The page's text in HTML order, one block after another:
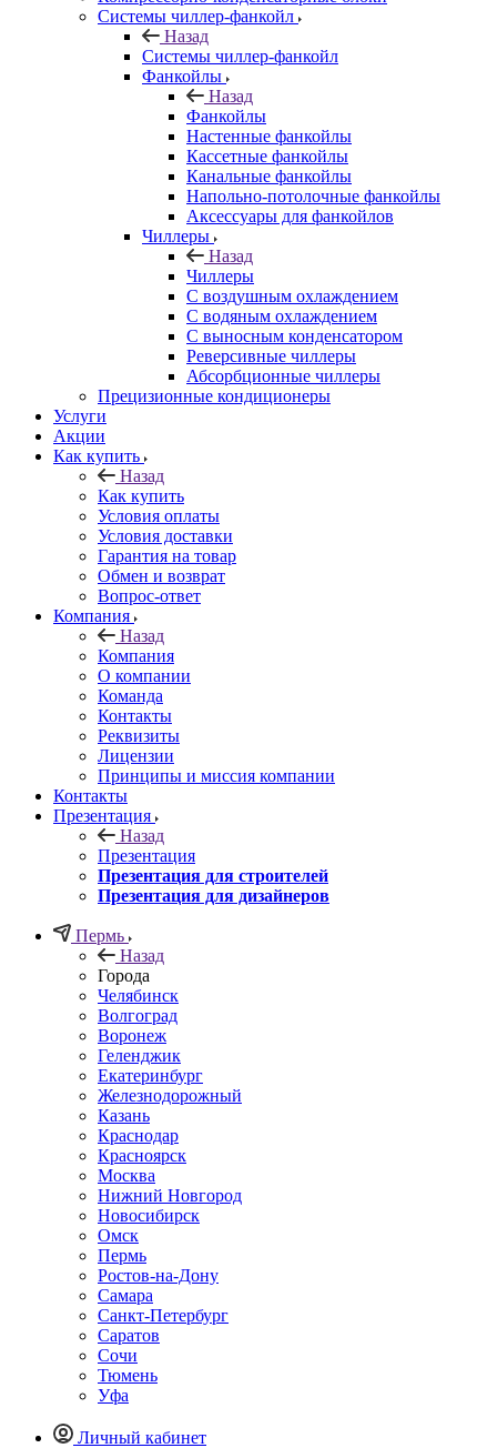
Системы чиллер-фанкойл
Назад
Системы чиллер-фанкойл
Фанкойлы
Назад
Фанкойлы
Настенные фанкойлы
Кассетные фанкойлы
Канальные фанкойлы
Напольно-потолочные фанкойлы
Аксессуары для фанкойлов
Чиллеры
Назад
Чиллеры
С воздушным охлаждением
С водяным охлаждением
С выносным конденсатором
Реверсивные чиллеры
Абсорбционные чиллеры
Прецизионные кондиционеры
Услуги
Акции
Как купить
Назад
Как купить
Условия оплаты
Условия доставки
Гарантия на товар
Обмен и возврат
Вопрос-ответ
Компания
Назад
Компания
О компании
Команда
Контакты
Реквизиты
Лицензии
Принципы и миссия компании
Контакты
Презентация
Назад
Презентация
Презентация для строителей
Презентация для дизайнеров
Пермь
Назад
Города
Челябинск
Волгоград
Воронеж
Геленджик
Екатеринбург
Железнодорожный
Казань
Краснодар
Красноярск
Москва
Нижний Новгород
Новосибирск
Омск
Пермь
Ростов-на-Дону
Самара
Санкт-Петербург
Саратов
Сочи
Тюмень
Уфа
Личный кабинет